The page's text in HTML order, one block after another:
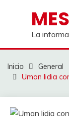
contenidoLa
Inicio
General
Uman lidia